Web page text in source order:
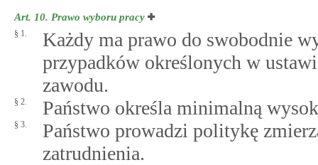
Art. 10. Prawo wyboru pracy
§ 1.
Każdy ma prawo do swobodnie
przypadków określonych w
zawodu.
§ 2. Państwo określa minimalną
§ 3.
Państwo prowadzi politykę
zatrudnienia.